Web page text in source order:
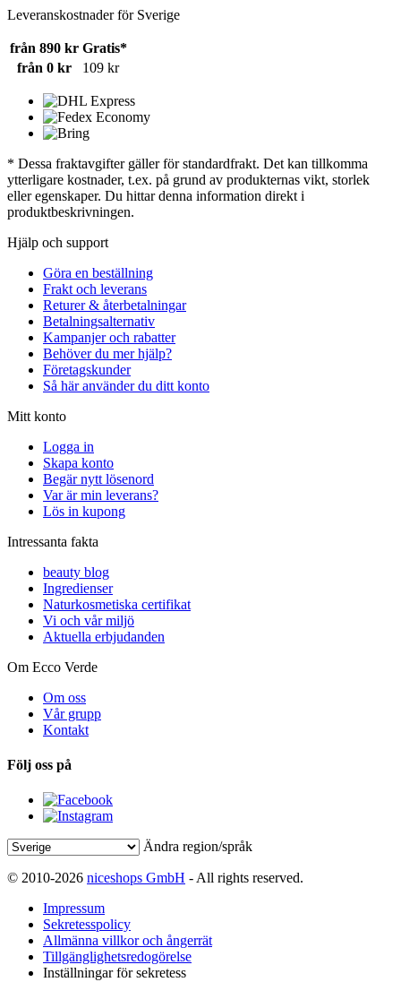
Leveranskostnader för Sverige
från 890 kr Gratis*
från 0 kr
109 kr
* Dessa fraktavgifter gäller för standardfrakt. Det kan tillkomma
ytterligare kostnader, t.ex. på grund av produkternas vikt, storlek
eller egenskaper. Du hittar denna information direkt i
produktbeskrivningen.
Hjälp och support
Göra en beställning
Frakt och leverans
Returer & återbetalningar
Betalningsalternativ
Kampanjer och rabatter
Behöver du mer hjälp?
Företagskunder
Så här använder du ditt konto
Mitt konto
Logga in
Skapa konto
Begär nytt lösenord
Var är min leverans?
Lös in kupong
Intressanta fakta
beauty blog
Ingredienser
Naturkosmetiska certifikat
Vi och vår miljö
Aktuella erbjudanden
Om Ecco Verde
Om oss
Vår grupp
Kontakt
Följ oss på
Ändra region/språk
© 2010-2026 niceshops GmbH - All rights reserved.
Impressum
Sekretesspolicy
Allmänna villkor och ångerrät
Tillgänglighetsredogörelse
Inställningar för sekretess